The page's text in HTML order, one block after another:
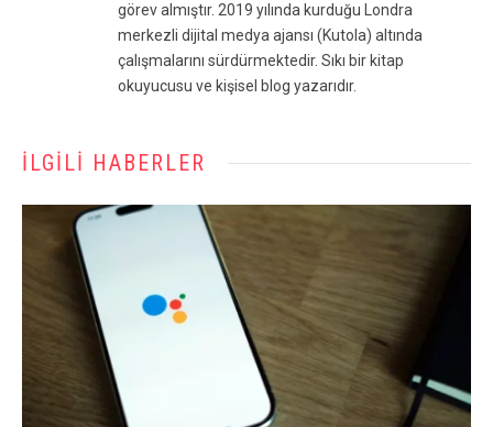
görev almıştır. 2019 yılında kurduğu Londra
merkezli dijital medya ajansı (Kutola) altında
çalışmalarını sürdürmektedir. Sıkı bir kitap
okuyucusu ve kişisel blog yazarıdır.
İLGILI HABERLER